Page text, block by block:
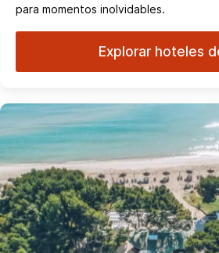
para momentos inolvidables.
Explorar hoteles